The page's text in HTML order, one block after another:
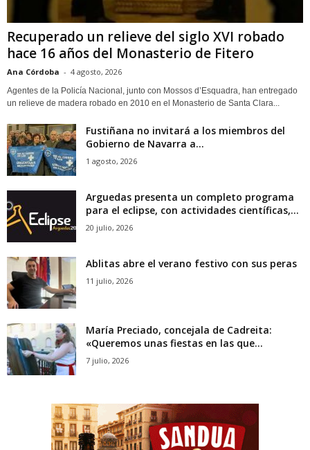
Recuperado un relieve del siglo XVI robado
hace 16 años del Monasterio de Fitero
Ana Córdoba - 4 agosto, 2026
Agentes de la Policía Nacional, junto con Mossos d’Esquadra, han entregado
un relieve de madera robado en 2010 en el Monasterio de Santa Clara...
Fustiñana no invitará a los miembros del
Gobierno de Navarra a...
1 agosto, 2026
Arguedas presenta un completo programa
para el eclipse, con actividades científicas,...
20 julio, 2026
Ablitas abre el verano festivo con sus peras
11 julio, 2026
María Preciado, concejala de Cadreita:
«Queremos unas fiestas en las que...
7 julio, 2026